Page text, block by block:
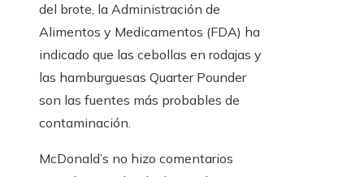
del brote, la Administración de
Alimentos y Medicamentos (FDA) ha
indicado que las cebollas en rodajas y
las hamburguesas Quarter Pounder
son las fuentes más probables de
contaminación.
McDonald’s no hizo comentarios